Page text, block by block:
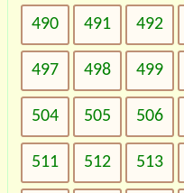
490 491 492
497 498 499
504 505 506
511 512 513